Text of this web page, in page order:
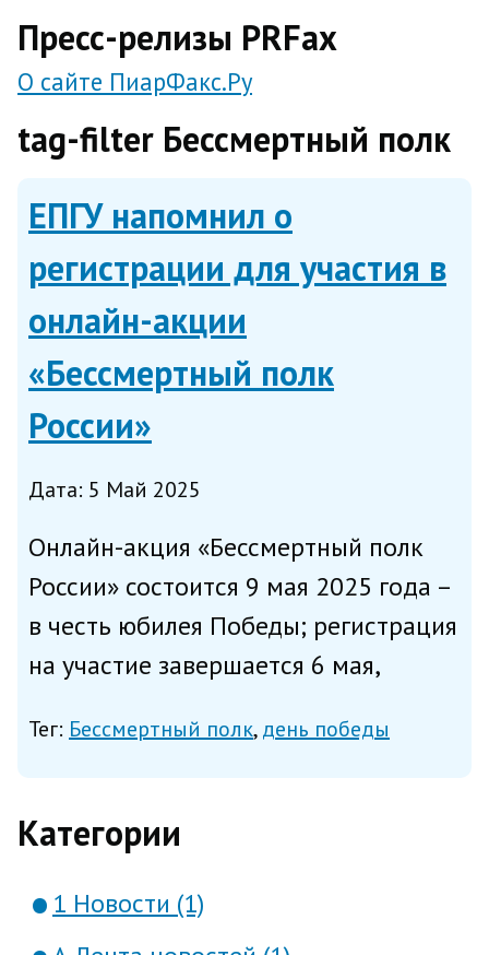
Пресс-релизы PRFax
О сайте ПиарФакс.Ру
tag-filter Бессмертный полк
ЕПГУ напомнил о
регистрации для участия в
онлайн-акции
«Бессмертный полк
России»
Дата: 5 Май 2025
Онлайн-акция «Бессмертный полк
России» состоится 9 мая 2025 года –
в честь юбилея Победы; регистрация
на участие завершается 6 мая,
(ЕПГУ). Для участия необходимо
«Бессмертного полка Росси...
Тег: Бессмертный полк день победы
Категории
1 Новости (1)